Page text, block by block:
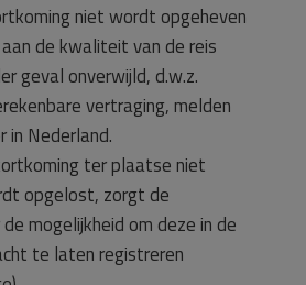
niet wordt opgeheven
de kwaliteit van de reis
geval onverwijld, d.w.z.
vertraging, melden
in Nederland.
ter plaatse niet
opgelost, zorgt de
mogelijkheid om deze in de
te laten registreren